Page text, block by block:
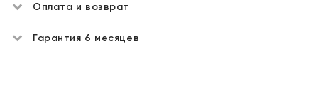
Оплата и возврат
Гарантия 6 месяцев